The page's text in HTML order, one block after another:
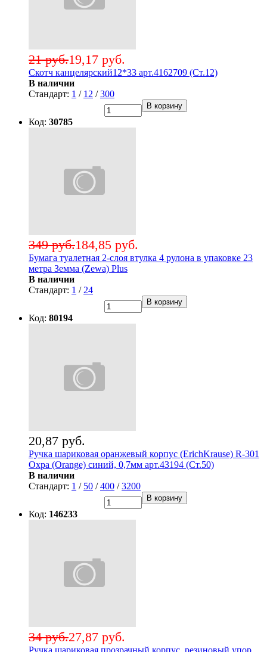
19,17 руб.
21 руб.
Скотч канцелярский12*33 арт.4162709 (Ст.12)
В наличии
Стандарт: 1 / 12 /300
В корзину
Код: 30785
184,85 руб.
349 руб.
Бумага туалетная 2-слоя втулка 4 рулона в упаковке 23
метра Земма (Zewa) Plus
В наличии
Стандарт: 1 /24
В корзину
Код: 80194
20,87 руб.
Ручка шариковая оранжевый корпус (ErichKrause) R-301
Охра (Orange) синий, 0,7мм арт.43194 (Ст.50)
В наличии
Стандарт: 1 / 50 /400 /3200
В корзину
Код: 146233
27,87 руб.
34 руб.